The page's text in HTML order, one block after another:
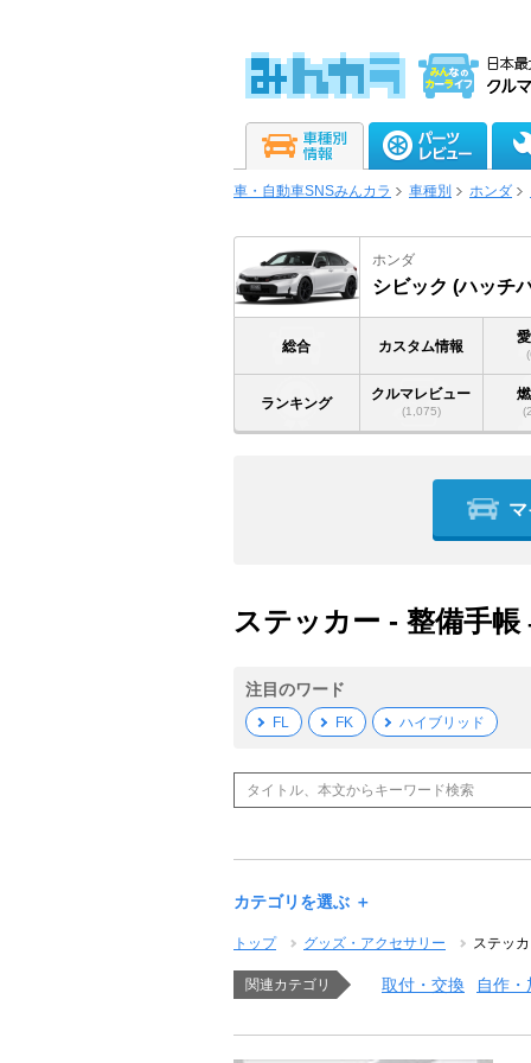
車・自動車SNSみんカラ 車種別 ホンダ
ホンダ
シビック (ハッチ
総合 カスタム情報
ランキング
クルマレビュー
(1,075)
ステッカー - 整備手帳
注目のワード
FL FK ハイブリッド
カテゴリを選ぶ ＋
トップ グッズ・アクセサリー ステッ
関連カテゴリ 取付・交換 自作・